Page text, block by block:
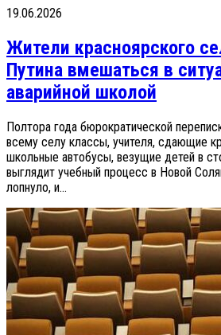
19.06.2026
Жители красноярского
Путина вмешаться в
аварийной школой
Полтора года бюрократической
всему селу классы, учителя, сдающие
школьные автобусы, везущие детей в
выглядит учебный процесс в Новой
лопнуло, и...